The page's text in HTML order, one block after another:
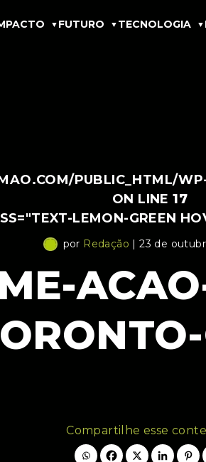
FUTURO TECNOLOGIA
PUBLIC_HTML/
ON LINE17
LEMON-GREEN
por Redação | 23 de
Compartilhe esse